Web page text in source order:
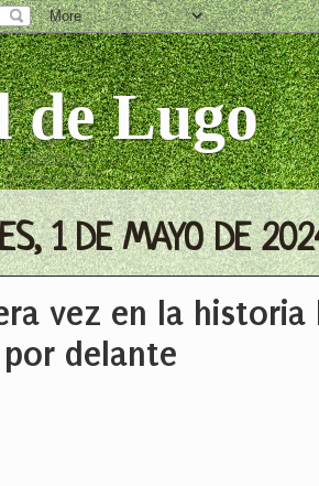
de Lugo
1 DE MAYO DE
vez en la
delante